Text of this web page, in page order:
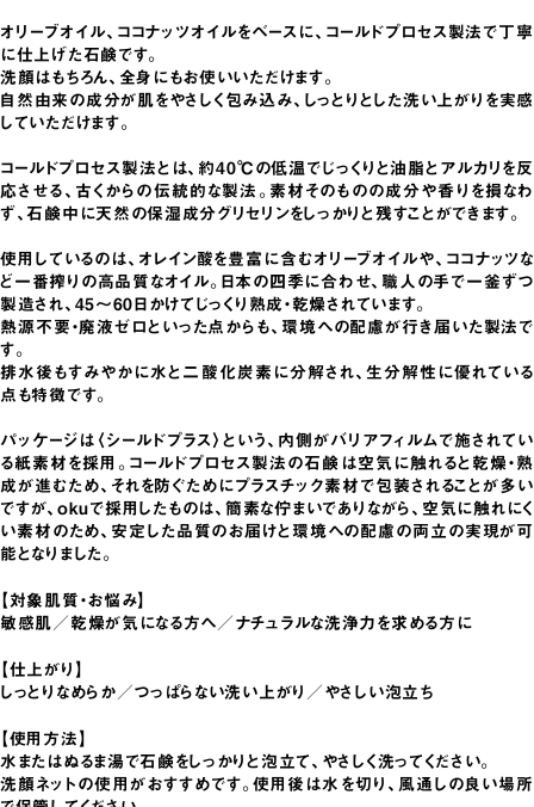
オリーブオイル、ココナッツオイルをベースに、コールドプロセス製法で丁寧
に仕上げた石鹸です。
洗顔はもちろん、全身にもお使いいただけます。
自然由来の成分が肌をやさしく包み込み、しっとりとした洗い上がりを実感
していただけます。
コールドプロセス製法とは、約40℃の低温でじっくりと油脂とアルカリを反
応させる、古くからの伝統的な製法。素材そのものの成分や香りを損なわ
ず、石鹸中に天然の保湿成分グリセリンをしっかりと残すことができます。
使用しているのは、オレイン酸を豊富に含むオリーブオイルや、ココナッツな
ど一番搾りの高品質なオイル。日本の四季に合わせ、職人の手で一釜ずつ
製造され、45〜60日かけてじっくり熟成・乾燥されています。
熱源不要・廃液ゼロといった点からも、環境への配慮が行き届いた製法で
す。
排水後もすみやかに水と二酸化炭素に分解され、生分解性に優れている
点も特徴です。
パッケージは〈シールドプラス〉という、内側がバリアフィルムで施されてい
る紙素材を採用。コールドプロセス製法の石鹸は空気に触れると乾燥・熟
成が進むため、それを防ぐためにプラスチック素材で包装されることが多い
ですが、okuで採用したものは、簡素な佇まいでありながら、空気に触れにく
い素材のため、安定した品質のお届けと環境への配慮の両立の実現が可
能となりました。
【対象肌質・お悩み】
敏感肌／乾燥が気になる方へ／ナチュラルな洗浄力を求める方に
【仕上がり】
しっとりなめらか／つっぱらない洗い上がり／やさしい泡立ち
【使用方法】
水またはぬるま湯で石鹸をしっかりと泡立て、やさしく洗ってください。
洗顔ネットの使用がおすすめです。使用後は水を切り、風通しの良い場所